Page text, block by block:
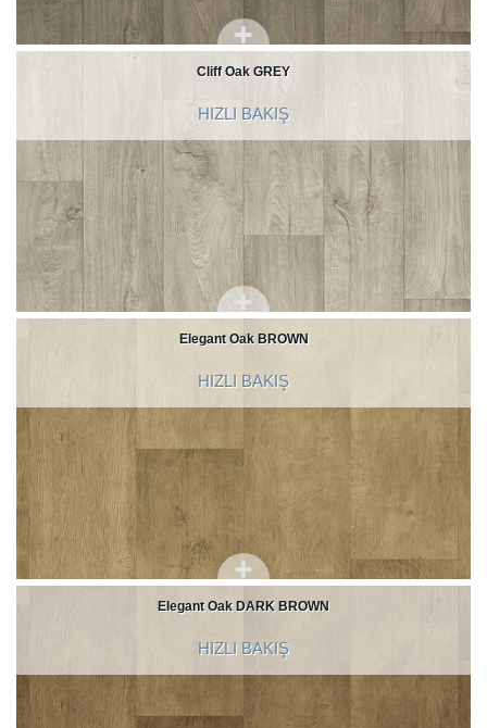
Cliff Oak GREY
HIZLI BAKIŞ
Elegant Oak BROWN
HIZLI BAKIŞ
Elegant Oak DARK BROWN
HIZLI BAKIŞ